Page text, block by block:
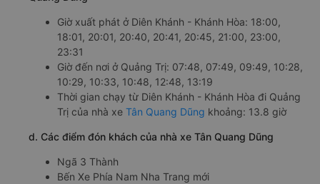
Giờ xuất phát ở Diên Khánh - Khánh Hòa: 18:00,
18:01, 20:01, 20:40, 20:41, 20:45, 21:00, 23:00,
23:31
Giờ đến nơi ở Quảng Trị: 07:48, 07:49, 09:49, 10:28,
10:29, 10:33, 10:48, 12:48, 13:19
Thời gian chạy từ Diên Khánh - Khánh Hòa đi Quảng
Trị của nhà xe Tân Quang Dũng khoảng: 13.8 giờ
d. Các điểm đón khách của nhà xe Tân Quang Dũng
Ngã 3 Thành
Bến Xe Phía Nam Nha Trang mới